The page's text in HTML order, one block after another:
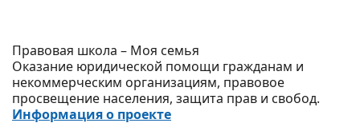
Правовая школа – Моя семья
Оказание юридической помощи гражданам и
некоммерческим организациям, правовое
просвещение населения, защита прав и свобод.
Информация о проекте